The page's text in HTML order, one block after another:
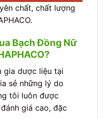
chất, chất lượng
Bạch Đồng Nữ
gia dược liệu tại
sẻ những lý do
tôi luôn được
giá cao, đặc